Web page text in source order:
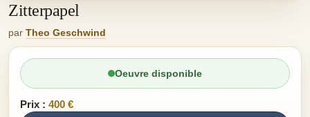
Zitterpapel
par Theo Geschwind
Oeuvre disponible
Prix : 400 €